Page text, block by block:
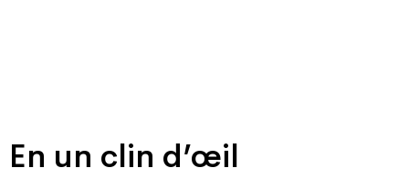
En un clin d’œil